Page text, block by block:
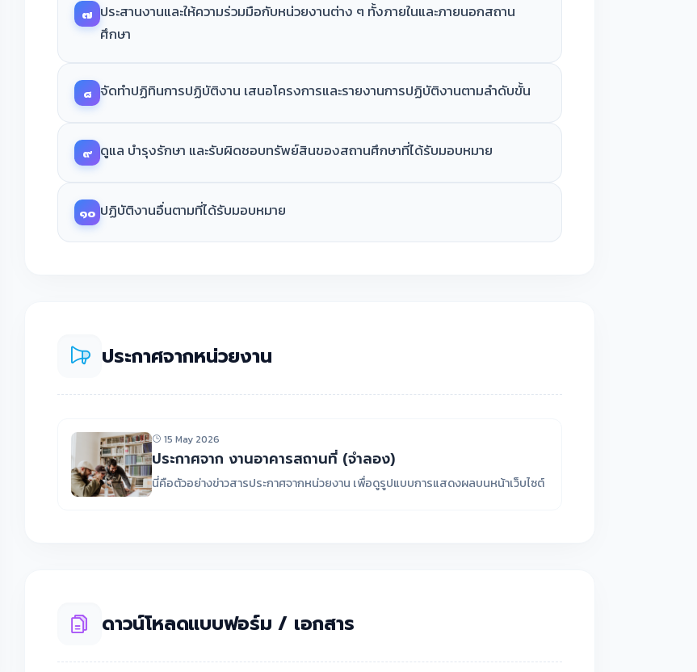
๗ ประสานงานและให้ความร่วมมือกับหน่วยงานต่าง ๆ ทั้งภายในและภายนอกสถาน
ศึกษา
๘ จัดทำปฏิทินการปฏิบัติงาน เสนอโครงการและรายงานการปฏิบัติงานตามลำดับขั้น
๙ ดูแล บำรุงรักษา และรับผิดชอบทรัพย์สินของสถานศึกษาที่ได้รับมอบหมาย
๑๐ ปฏิบัติงานอื่นตามที่ได้รับมอบหมาย
ประกาศจากหน่วยงาน
15 May 2026
ประกาศจาก งานอาคารสถานที่ (จำลอง)
นี่คือตัวอย่างข่าวสารประกาศจากหน่วยงาน เพื่อดูรูปแบบการแสดงผลบนหน้าเว็บไซต์
ดาวน์โหลดแบบฟอร์ม / เอกสาร